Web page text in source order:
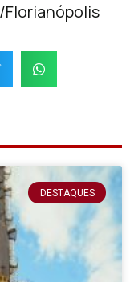
Florianópolis
DESTAQUES